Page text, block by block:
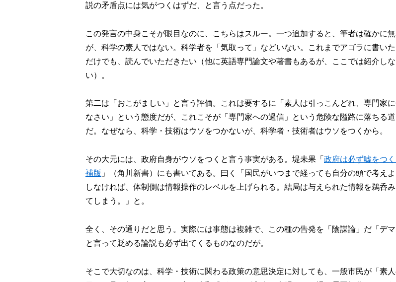
説の矛盾点には気がつくはずだ、と言う点だった。
この発言の中身こそが眼目なのに、こちらはスルー。一つ追加すると、筆者は確かに
が、科学の素人ではない。科学者を「気取って」などいない。これまでアゴラに書い
だけでも、読んでいただきたい（他に英語専門論文や著書もあるが、ここでは紹介しな
い）。
第二は「おこがましい」と言う評価。これは要するに「素人は引っこんどれ、専門家
なさい」という態度だが、これこそが「専門家への過信」という危険な隘路に落ちる
だ。なぜなら、科学・技術はウソをつかないが、科学者・技術者はウソをつくから。
その大元には、政府自身がウソをつくと言う事実がある。堤未果「 政府は必ず嘘をつ
補版 」（角川新書）にも書いてある。曰く「国民がいつまで経っても自分の頭で考えよ
しなければ、体制側は情報操作のレベルを上げられる。結局は与えられた情報を鵜呑
てしまう。」と。
全く、その通りだと思う。実際には事態は複雑で、この種の告発を「陰謀論」だ「デ
と言って貶める論説も必ず出てくるものなのだが。
そこで大切なのは、科学・技術に関わる政策の意思決定に対しても、一般市民が「素